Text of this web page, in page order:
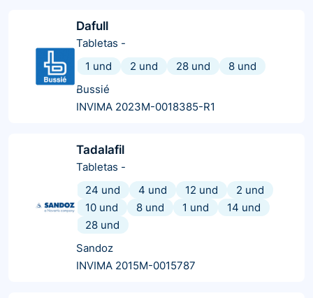
Dafull
Tabletas -
1 und
2 und 28 und
8 und
Bussié
INVIMA 2023M-0018385-R1
Tadalafil
Tabletas -
24 und
4 und 12 und
2 und
10 und
8 und 1 und
14 und
28 und
Sandoz
INVIMA 2015M-0015787